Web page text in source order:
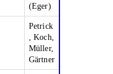
(Eger)
Petrick
, Koch,
Müller,
Gärtner